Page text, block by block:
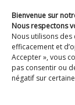
Bienvenue sur
Nous respectons
Nous utilisons
efficacement et
Accepter », vous
pas consentir ou
négatif sur
Devenir